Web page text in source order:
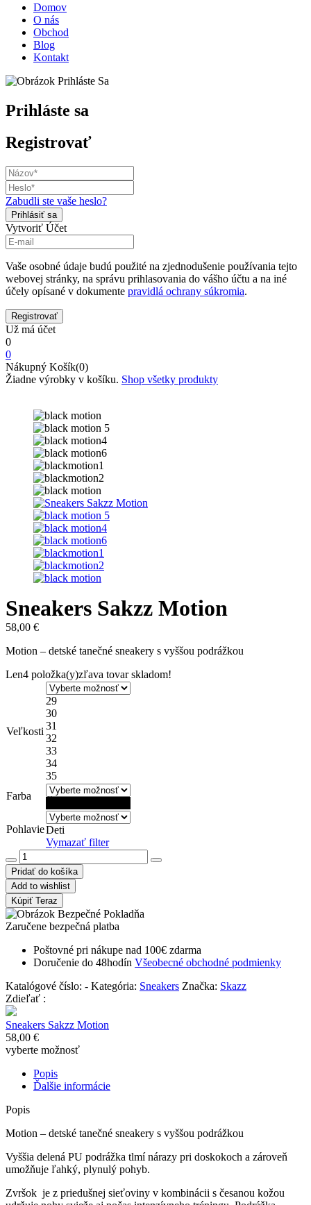
Domov
O nás
Obchod
Blog
Kontakt
Prihláste sa
Registrovať
Zabudli ste vaše heslo?
Vytvoriť Účet
Vaše osobné údaje budú použité na zjednodušenie používania tejto
webovej stránky, na správu prihlasovania do vášho účtu a na iné
účely opísané v dokumente pravidlá ochrany súkromia.
Už má účet
0
0
Nákupný Košík(0)
Žiadne výrobky v košíku. Shop všetky produkty
Sneakers Sakzz Motion
58,00 €
Motion – detské tanečné sneakery s vyššou podrážkou
Len4 položka(y)zľava tovar skladom!
Veľkosti
29
30
31
32
33
34
35
Farba
PohlavieDeti
Vymazať filter
množstvo
Sneakers
Sakzz
Motion
Pridať do košíka
Add to wishlist
Kúpiť Teraz
Zaručene bezpečná platba
Poštovné pri nákupe nad 100€ zdarma
Doručenie do 48hodín Všeobecné obchodné podmienky
Katalógové číslo: - Kategória: Sneakers Značka: Skazz
Zdieľať :
Sneakers Sakzz Motion
58,00 €
vyberte možnosť
Popis
Ďalšie informácie
Popis
Motion – detské tanečné sneakery s vyššou podrážkou
Vyššia delená PU podrážka tlmí nárazy pri doskokoch a zároveň
umožňuje ľahký, plynulý pohyb.
Zvršok je z priedušnej sieťoviny v kombinácii s česanou kožou